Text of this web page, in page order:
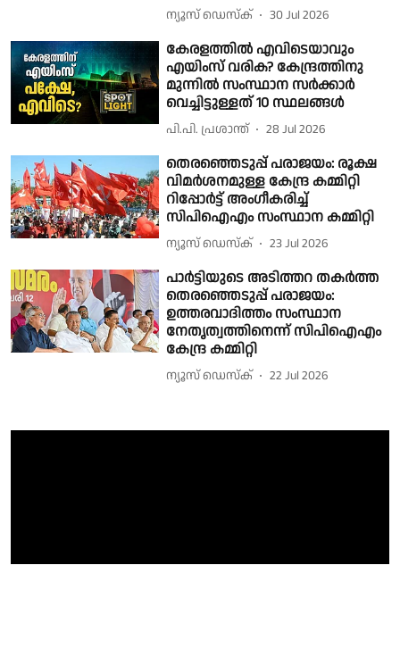
ന്യൂസ് ഡെസ്ക് 30 Jul 2026
കേരളത്തില്‍ എവിടെയാവും
എയിംസ് വരിക​? കേന്ദ്രത്തിനു
മുന്നില്‍ സംസ്ഥാന സര്‍ക്കാര്‍
വെച്ചിട്ടുള്ളത് 10 സ്ഥലങ്ങള്‍
പി.പി. പ്രശാന്ത് 28 Jul 2026
തെരഞ്ഞെടുപ്പ് പരാജയം: രൂക്ഷ
വിമര്‍ശനമുള്ള കേന്ദ്ര കമ്മിറ്റി
റിപ്പോര്‍ട്ട് അംഗീകരിച്ച്
സിപിഐഎം സംസ്ഥാന കമ്മിറ്റി
ന്യൂസ് ഡെസ്ക് 23 Jul 2026
പാർട്ടിയുടെ അടിത്തറ തകര്‍ത്ത
തെരഞ്ഞെടുപ്പ് പരാജയം:
ഉത്തരവാദിത്തം സംസ്ഥാന
നേതൃത്വത്തിനെന്ന് സിപിഐഎം
കേന്ദ്ര കമ്മിറ്റി
ന്യൂസ് ഡെസ്ക് 22 Jul 2026